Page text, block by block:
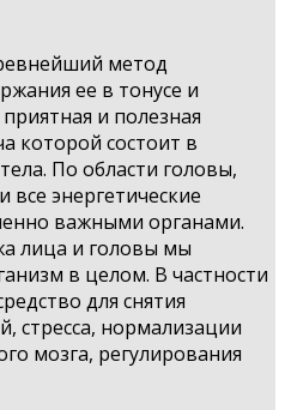
метод
ее в тонусе и
и полезная
которой состоит в
По области головы,
энергетические
важными органами.
лица и головы мы
в целом. В частности
для снятия
стресса, нормализации
мозга, регулирования